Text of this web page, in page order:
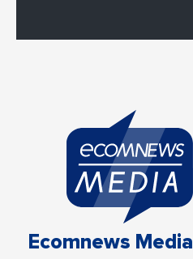
Ecomnews Media